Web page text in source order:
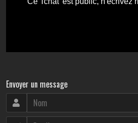
Envoyer un message